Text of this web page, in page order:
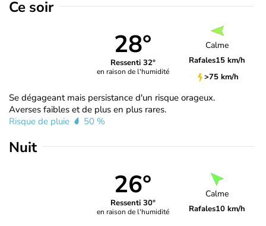
Ce soir
28°
Ressenti 32°
en raison de l'humidité
Calme
Rafales15 km/h
>75 km/h
Se dégageant mais persistance d'un risque orageux.
Averses faibles et de plus en plus rares.
Risque de pluie
50 %
Nuit
26°
Ressenti 30°
en raison de l'humidité
Calme
Rafales10 km/h